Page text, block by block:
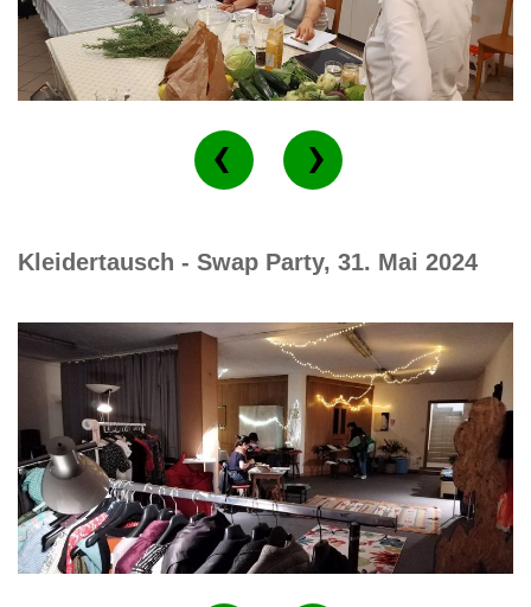
Kleidertausch - Swap Party, 31. Mai 2024